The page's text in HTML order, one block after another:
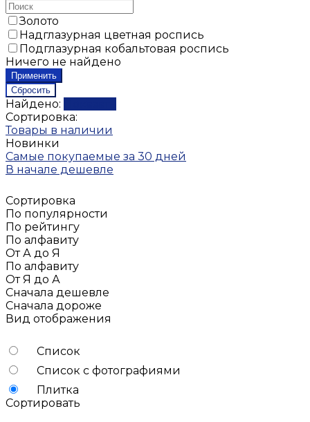
Золото
Надглазурная цветная роспись
Подглазурная кобальтовая роспись
Ничего не найдено
Найдено:
Сортировка:
Товары в наличии
Новинки
Самые покупаемые за 30 дней
В начале дешевле
Сортировка
По популярности
По рейтингу
По алфавиту
От А до Я
По алфавиту
От Я до А
Сначала дешевле
Сначала дороже
Вид отображения
Список
Список с фотографиями
Плитка
Сортировать